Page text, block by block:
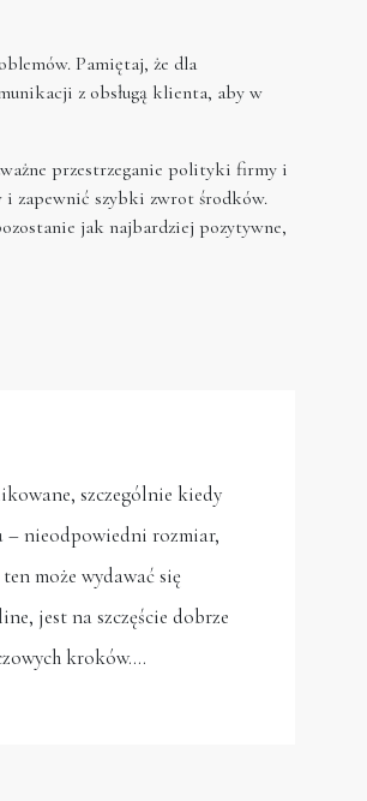
Pamiętaj, że dla
z obsługą klienta, aby w
przestrzeganie polityki firmy i
i zapewnić szybki zwrot środków.
jak najbardziej pozytywne,
szczególnie kiedy
– nieodpowiedni rozmiar,
może wydawać się
jest na szczęście dobrze
kroków.…